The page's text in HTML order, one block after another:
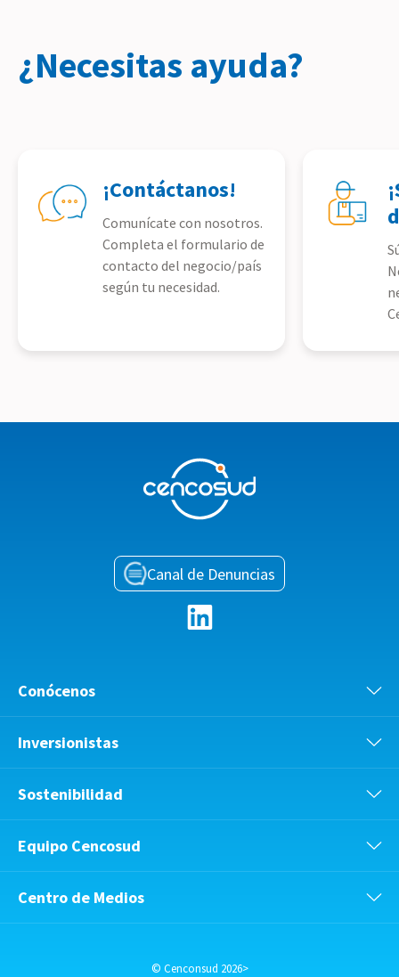
¿Necesitas ayuda?
¡Contáctanos!
Comunícate con nosotros.
Completa el formulario de
contacto del negocio/país
según tu necesidad.
Canal de Denuncias
Conócenos
Inversionistas
Sostenibilidad
Equipo Cencosud
Centro de Medios
© Cenconsud 2026>